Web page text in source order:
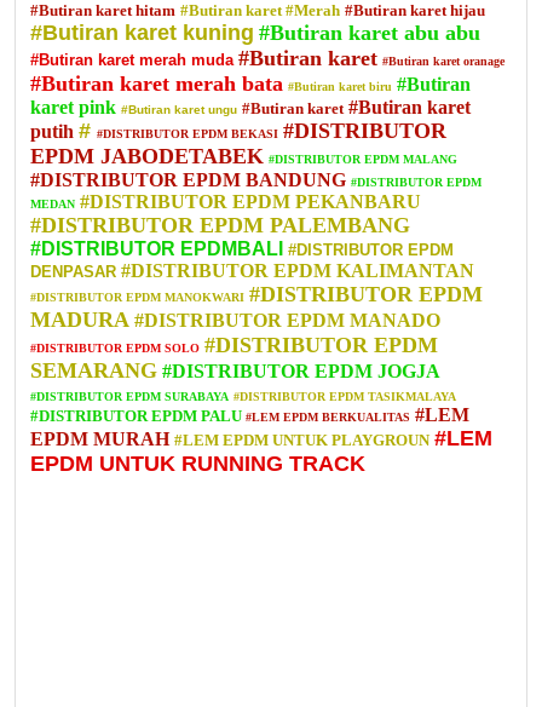
#Butiran karet hitam #Butiran karet#Merah #Butiran karet hijau
#Butiran karet kuning #Butiran karet abu abu
#Butiran karet merah muda #Butiran karet #Butiran karet oranage
#Butiran karet merah bata #Butiran karet biru #Butiran
karet pink #Butiran karet ungu #Butiran karet #Butiran karet
putih # #DISTRIBUTOR EPDM BEKASI #DISTRIBUTOR
EPDM JABODETABEK #DISTRIBUTOR EPDM MALANG
#DISTRIBUTOR EPDM BANDUNG #DISTRIBUTOR EPDM
MEDAN #DISTRIBUTOR EPDM PEKANBARU
#DISTRIBUTOR EPDM PALEMBANG
#DISTRIBUTOR EPDMBALI #DISTRIBUTOR EPDM
DENPASAR #DISTRIBUTOR EPDM KALIMANTAN
#DISTRIBUTOR EPDM MANOKWARI #DISTRIBUTOR EPDM
MADURA #DISTRIBUTOR EPDM MANADO
#DISTRIBUTOR EPDM SOLO #DISTRIBUTOR EPDM
SEMARANG #DISTRIBUTOR EPDM JOGJA
#DISTRIBUTOR EPDM SURABAYA #DISTRIBUTOR EPDM TASIKMALAYA
#DISTRIBUTOR EPDM PALU #LEM EPDM BERKUALITAS #LEM
EPDM MURAH #LEM EPDM UNTUK PLAYGROUN #LEM
EPDM UNTUK RUNNING TRACK